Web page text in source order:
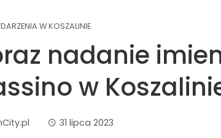
W KOSZALINIE
nadanie
w
31 lipca 2023